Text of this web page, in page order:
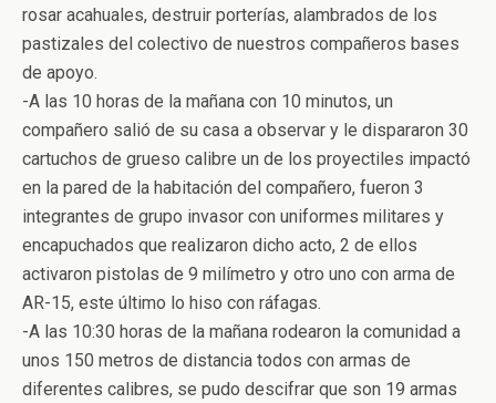
rosar acahuales, destruir porterías, alambrados de los
pastizales del colectivo de nuestros compañeros bases
de apoyo.
-A las 10 horas de la mañana con 10 minutos, un
compañero salió de su casa a observar y le dispararon 30
cartuchos de grueso calibre un de los proyectiles impactó
en la pared de la habitación del compañero, fueron 3
integrantes de grupo invasor con uniformes militares y
encapuchados que realizaron dicho acto, 2 de ellos
activaron pistolas de 9 milímetro y otro uno con arma de
AR-15, este último lo hiso con ráfagas.
-A las 10:30 horas de la mañana rodearon la comunidad a
unos 150 metros de distancia todos con armas de
diferentes calibres, se pudo descifrar que son 19 armas